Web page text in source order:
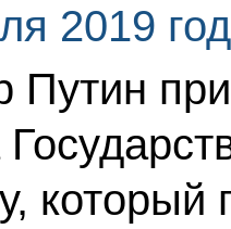
2019
Путин